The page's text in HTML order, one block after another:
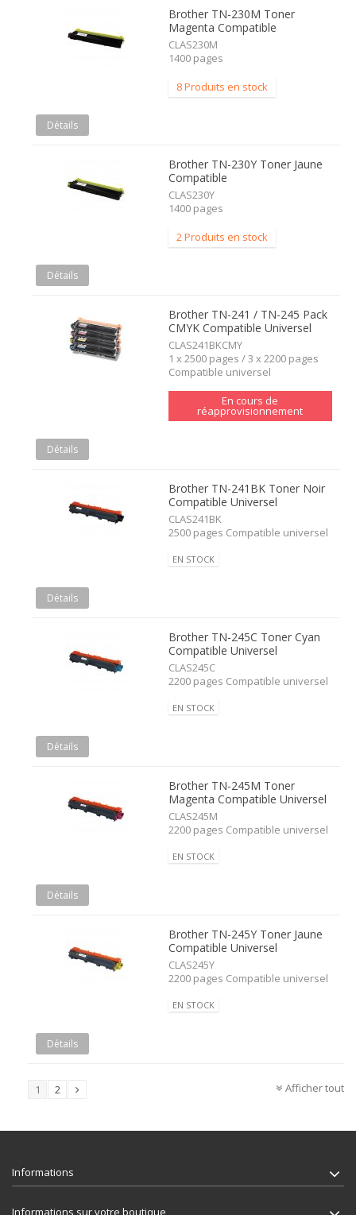
Brother TN-230M Toner
Magenta Compatible
CLAS230M
1400 pages
8 Produits en stock
Détails
Brother TN-230Y Toner Jaune
Compatible
CLAS230Y
1400 pages
2 Produits en stock
Détails
Brother TN-241 / TN-245 Pack
CMYK Compatible Universel
CLAS241BKCMY
1 x 2500 pages / 3 x 2200 pages
Compatible universel
En cours de
réapprovisionnement
Détails
Brother TN-241BK Toner Noir
Compatible Universel
CLAS241BK
2500 pages Compatible universel
EN STOCK
Détails
Brother TN-245C Toner Cyan
Compatible Universel
CLAS245C
2200 pages Compatible universel
EN STOCK
Détails
Brother TN-245M Toner
Magenta Compatible Universel
CLAS245M
2200 pages Compatible universel
EN STOCK
Détails
Brother TN-245Y Toner Jaune
Compatible Universel
CLAS245Y
2200 pages Compatible universel
EN STOCK
Détails
Afficher tout
1 2
Informations
Informations sur votre boutique